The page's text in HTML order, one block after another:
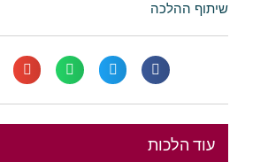
שיתוף ההלכה
עוד הלכות